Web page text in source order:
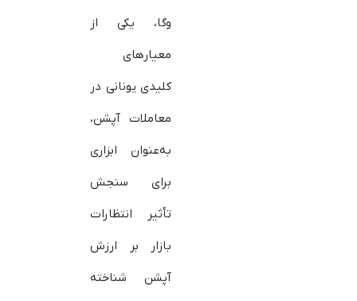
وگا، یکی از
معیارهای
کلیدی یونانی‌ در
معاملات آپشن،
به‌عنوان ابزاری
برای سنجش
تأثیر انتظارات
بازار بر ارزش
آپشن‌ شناخته